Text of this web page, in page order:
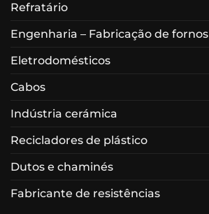
Refratário
Engenharia – Fabricação de fornos
Eletrodomésticos
Cabos
Indústria cerámica
Recicladores de plástico
Dutos e chaminés
Fabricante de resistências